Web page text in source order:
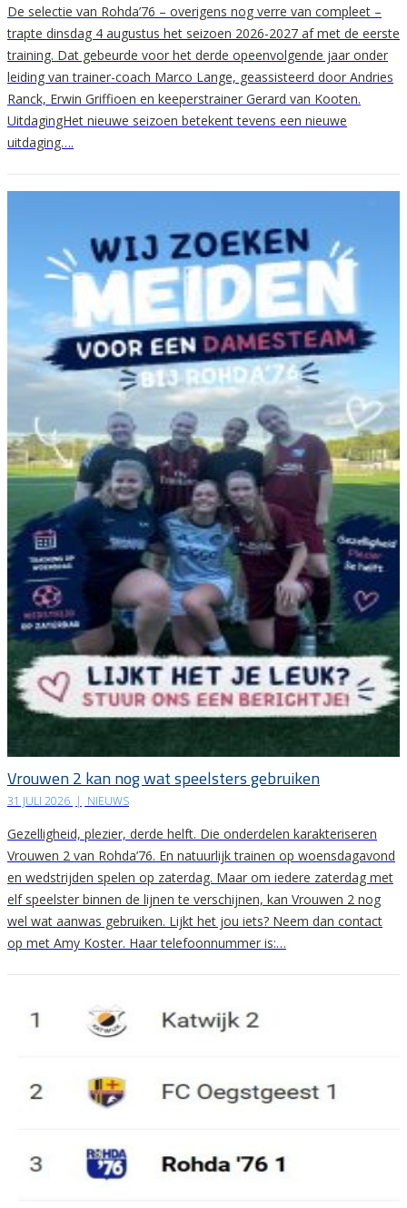
De selectie van Rohda’76 – overigens nog verre van compleet –
trapte dinsdag 4 augustus het seizoen 2026-2027 af met de eerste
training. Dat gebeurde voor het derde opeenvolgende jaar onder
leiding van trainer-coach Marco Lange, geassisteerd door Andries
Ranck, Erwin Griffioen en keeperstrainer Gerard van Kooten.
UitdagingHet nieuwe seizoen betekent tevens een nieuwe
uitdaging….
Vrouwen 2 kan nog wat speelsters gebruiken
31 JULI 2026 | NIEUWS
Gezelligheid, plezier, derde helft. Die onderdelen karakteriseren
Vrouwen 2 van Rohda’76. En natuurlijk trainen op woensdagavond
en wedstrijden spelen op zaterdag. Maar om iedere zaterdag met
elf speelster binnen de lijnen te verschijnen, kan Vrouwen 2 nog
wel wat aanwas gebruiken. Lijkt het jou iets? Neem dan contact
op met Amy Koster. Haar telefoonnummer is:…